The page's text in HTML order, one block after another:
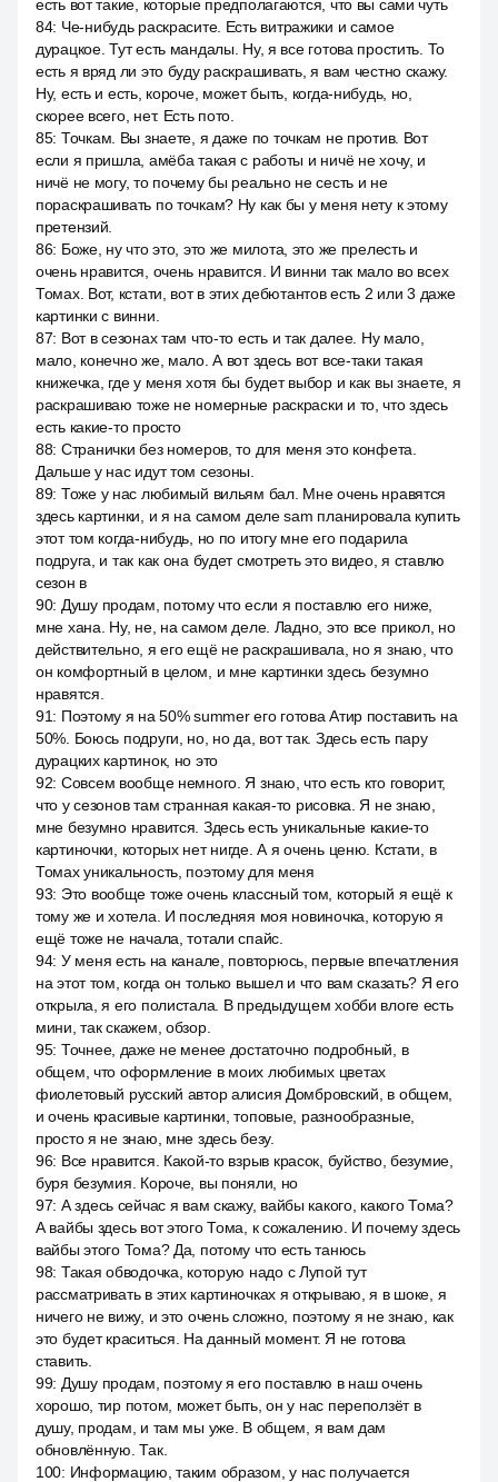
есть вот такие, которые предполагаются, что вы сами чуть
84: Че-нибудь раскрасите. Есть витражики и самое
дурацкое. Тут есть мандалы. Ну, я все готова простить. То
есть я вряд ли это буду раскрашивать, я вам честно скажу.
Ну, есть и есть, короче, может быть, когда-нибудь, но,
скорее всего, нет. Есть пото.
85: Точкам. Вы знаете, я даже по точкам не против. Вот
если я пришла, амёба такая с работы и ничё не хочу, и
ничё не могу, то почему бы реально не сесть и не
пораскрашивать по точкам? Ну как бы у меня нету к этому
претензий.
86: Боже, ну что это, это же милота, это же прелесть и
очень нравится, очень нравится. И винни так мало во всех
Томах. Вот, кстати, вот в этих дебютантов есть 2 или 3 даже
картинки с винни.
87: Вот в сезонах там что-то есть и так далее. Ну мало,
мало, конечно же, мало. А вот здесь вот все-таки такая
книжечка, где у меня хотя бы будет выбор и как вы знаете, я
раскрашиваю тоже не номерные раскраски и то, что здесь
есть какие-то просто
88: Странички без номеров, то для меня это конфета.
Дальше у нас идут том сезоны.
89: Тоже у нас любимый вильям бал. Мне очень нравятся
здесь картинки, и я на самом деле sam планировала купить
этот том когда-нибудь, но по итогу мне его подарила
подруга, и так как она будет смотреть это видео, я ставлю
сезон в
90: Душу продам, потому что если я поставлю его ниже,
мне хана. Ну, не, на самом деле. Ладно, это все прикол, но
действительно, я его ещё не раскрашивала, но я знаю, что
он комфортный в целом, и мне картинки здесь безумно
нравятся.
91: Поэтому я на 50% summer его готова Атир поставить на
50%. Боюсь подруги, но, но да, вот так. Здесь есть пару
дурацких картинок, но это
92: Совсем вообще немного. Я знаю, что есть кто говорит,
что у сезонов там странная какая-то рисовка. Я не знаю,
мне безумно нравится. Здесь есть уникальные какие-то
картиночки, которых нет нигде. А я очень ценю. Кстати, в
Томах уникальность, поэтому для меня
93: Это вообще тоже очень классный том, который я ещё к
тому же и хотела. И последняя моя новиночка, которую я
ещё тоже не начала, тотали спайс.
94: У меня есть на канале, повторюсь, первые впечатления
на этот том, когда он только вышел и что вам сказать? Я его
открыла, я его полистала. В предыдущем хобби влоге есть
мини, так скажем, обзор.
95: Точнее, даже не менее достаточно подробный, в
общем, что оформление в моих любимых цветах
фиолетовый русский автор алисия Домбровский, в общем,
и очень красивые картинки, топовые, разнообразные,
просто я не знаю, мне здесь безу.
96: Все нравится. Какой-то взрыв красок, буйство, безумие,
буря безумия. Короче, вы поняли, но
97: А здесь сейчас я вам скажу, вайбы какого, какого Тома?
А вайбы здесь вот этого Тома, к сожалению. И почему здесь
вайбы этого Тома? Да, потому что есть танюсь
98: Такая обводочка, которую надо с Лупой тут
рассматривать в этих картиночках я открываю, я в шоке, я
ничего не вижу, и это очень сложно, поэтому я не знаю, как
это будет краситься. На данный момент. Я не готова
ставить.
99: Душу продам, поэтому я его поставлю в наш очень
хорошо, тир потом, может быть, он у нас переползёт в
душу, продам, и там мы уже. В общем, я вам дам
обновлённую. Так.
100: Информацию, таким образом, у нас получается